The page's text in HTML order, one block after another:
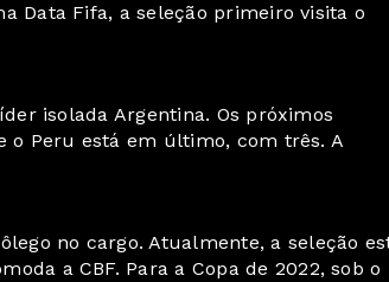
Data Fifa, a seleção primeiro visita o
isolada Argentina. Os próximos
o Peru está em último, com três. A
no cargo. Atualmente, a seleção
a CBF. Para a Copa de 2022, sob o